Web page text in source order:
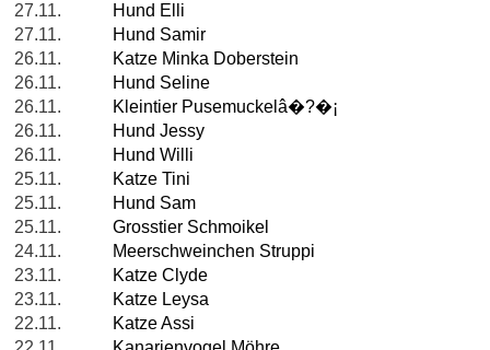
27.11.
Hund Elli
27.11.
Hund Samir
26.11.
Katze Minka Doberstein
26.11.
Hund Seline
26.11.
Kleintier Pusemuckelâ�?�¡
26.11.
Hund Jessy
26.11.
Hund Willi
25.11.
Katze Tini
25.11.
Hund Sam
25.11.
Grosstier Schmoikel
24.11.
Meerschweinchen Struppi
23.11.
Katze Clyde
23.11.
Katze Leysa
22.11.
Katze Assi